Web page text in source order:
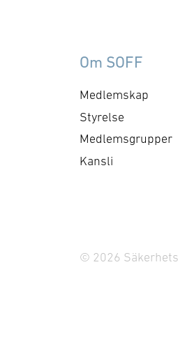
Om SOFF
Medlemskap
Styrelse
Medlemsgrupper
Kansli
© 2026